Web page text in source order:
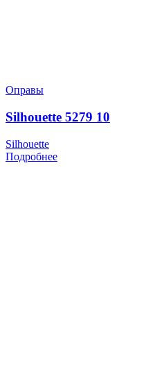
Оправы
Silhouette 5279 10
Silhouette
Подробнее